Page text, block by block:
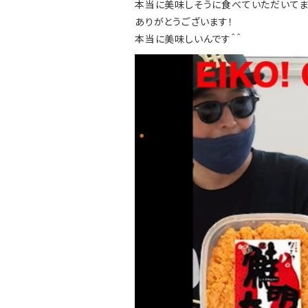
本当に美味しそうに食べていただいてま
ありがとうございます！
本当に美味しいんです＾＾